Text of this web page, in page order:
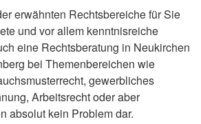
erwähnten Rechtsbereiche für Sie
und vor allem kenntnisreiche
eine Rechtsberatung in Neukirchen
bei Themenbereichen wie
gewerbliches
Arbeitsrecht oder aber
absolut kein Problem dar.